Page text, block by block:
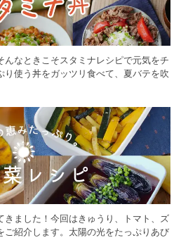
なときこそスタミナレシピで元気をチ
り使う丼をガッツリ食べて、夏バテを吹
きました！今回はきゅうり、トマト、ズ
ご紹介します。太陽の光をたっぷりあび